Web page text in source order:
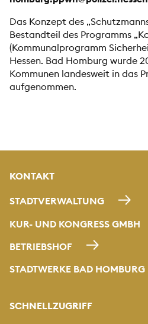
Das Konzept des
Bestandteil des Programms
(Kommunalprogramm
Hessen. Bad Homburg wurde
Kommunen landesweit in das
aufgenommen.
KONTAKT
STADTVERWALTUNG
KUR- UND KONGRESS GMBH
BETRIEBSHOF
STADTWERKE BAD HOMBURG
SCHNELLZUGRIFF